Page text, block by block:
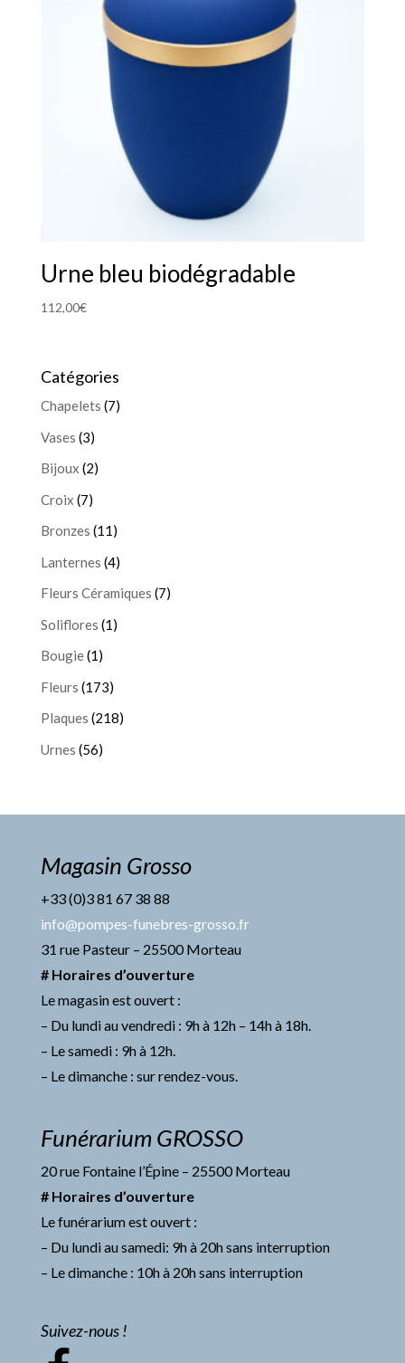
Urne bleu biodégradable
112,00€
Catégories
Chapelets (7)
Vases (3)
Bijoux (2)
Croix (7)
Bronzes (11)
Lanternes (4)
Fleurs Céramiques (7)
Soliflores (1)
Bougie(1)
Fleurs (173)
Plaques (218)
Urnes (56)
Magasin Grosso
+33 (0)3 81 67 38 88
info@pompes-funebres-grosso.fr
31 rue Pasteur – 25500 Morteau
# Horaires d’ouverture
Le magasin est ouvert :
– Du lundi au vendredi : 9h à 12h – 14h à 18h.
– Le samedi : 9h à 12h.
– Le dimanche : sur rendez-vous.
Funérarium GROSSO
20 rue Fontaine l’Épine – 25500 Morteau
# Horaires d’ouverture
Le funérarium est ouvert :
– Du lundi au samedi: 9h à 20h sans interruption
– Le dimanche : 10h à 20h sans interruption
Suivez-nous !